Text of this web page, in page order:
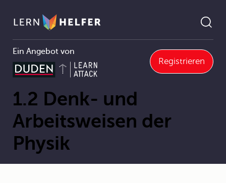
Ein Angebot von
Registrieren
Pfadnavigation
1 Die Physik - eine Naturwissenschaft 1.2 Denk- und Arbeitsweisen der Physik
1.2 Denk- und
Arbeitsweisen der
Physik